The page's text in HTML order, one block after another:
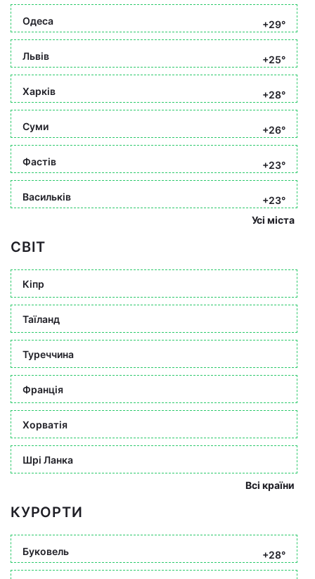
Одеса +29°
Львів +25°
Харків +28°
Суми +26°
Фастів +23°
Васильків
+23°
Усі міста
СВІТ
Кіпр
Таїланд
Туреччина
Франція
Хорватія
Шрі Ланка
Всі країни
КУРОРТИ
Буковель +28°